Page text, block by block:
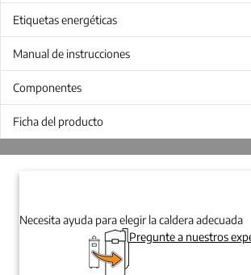
Etiquetas energéticas
Manual de instrucciones
Componentes
Ficha del producto
Necesita ayuda para elegir la caldera adecuada
Pregunte a nuestros